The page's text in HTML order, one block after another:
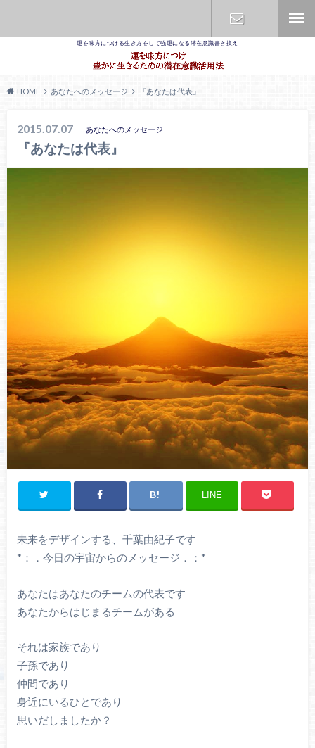
運を味方につける生き方をして強運になる潜在意識書き換え
HOME あなたへのメッセージ 『あなたは代表』
2015.07.07 あなたへのメッセージ
『あなたは代表』
LINE
未来をデザインする、千葉由紀子です
*：．今日の宇宙からのメッセージ．：*
あなたはあなたのチームの代表です
あなたからはじまるチームがある
それは家族であり
子孫であり
仲間であり
身近にいるひとであり
思いだしましたか？